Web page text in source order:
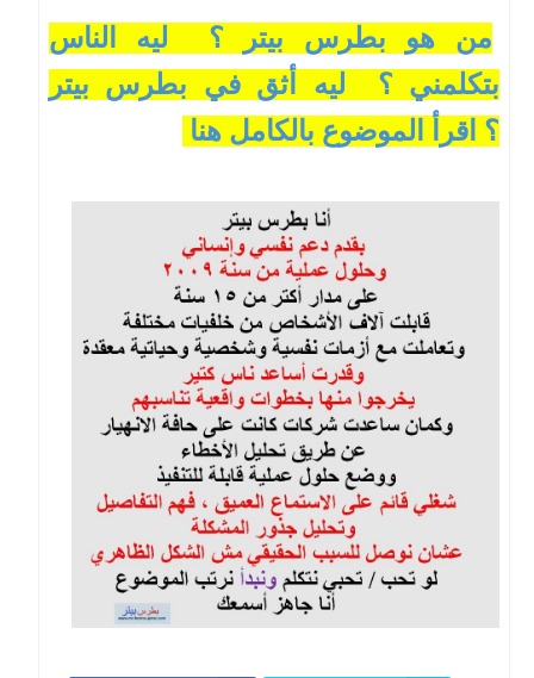
من هو بطرس بيتر ؟ ليه الناس
بتكلمني ؟ ليه أثق في بطرس بيتر
؟ اقرأ الموضوع بالكامل هنا